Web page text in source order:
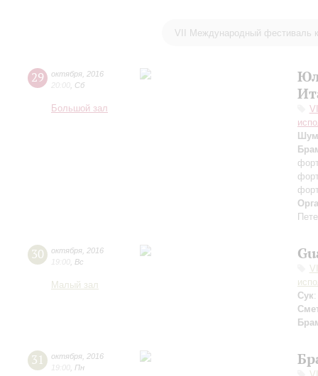
VII Международный фестиваль
29 октября 2016
Сб
Большой зал
30 октября 2016
19:00
Вс
Малый зал
Сук
31 октября 2016
19:00
Пн